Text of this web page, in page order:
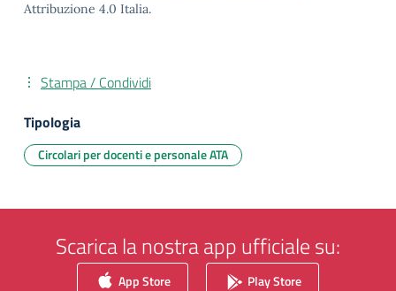
Attribuzione 4.0 Italia.
Stampa / Condividi
Tipologia
Circolari per docenti e personale ATA
Scarica la nostra app ufficiale su:
App Store Play Store